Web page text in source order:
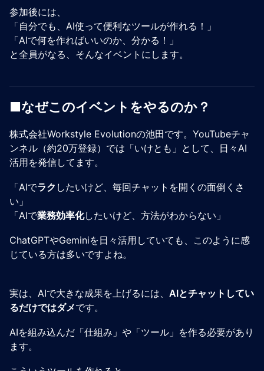
参加後には、
「自分でも、AI使って便利なツールが作れる！」
「AIで何を作ればいいのか、分かる！」
と全員がなる、そんなイベントにします。
■なぜこのイベントをやるのか？
株式会社Workstyle Evolutionの池田です。YouTubeチャ
ンネル（約20万登録）では「いけとも」として、日々AI
活用を発信してます。
「AIでラク したいけど、毎回チャットを開くの面倒くさ
い」
「AIで業務効率化したいけど、方法がわからない」
ChatGPTやGeminiを日々活用していても、このように感
じている方は多いですよね。
実は、AIで大きな成果を上げるには、 AIとチャットしてい
るだけではダメです。
AIを組み込んだ「仕組み」や「ツール」を作る必要があり
ます。